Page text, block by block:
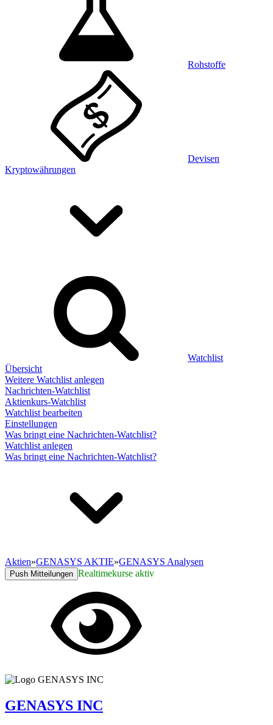
Rohstoffe
Devisen
Kryptowährungen
Watchlist
Übersicht
Weitere Watchlist anlegen
Nachrichten-Watchlist
Aktienkurs-Watchlist
Watchlist bearbeiten
Einstellungen
Was bringt eine Nachrichten-Watchlist?
Watchlist anlegen
Was bringt eine Nachrichten-Watchlist?
Aktien»GENASYS AKTIE»GENASYS Analysen
Push Mitteilungen Realtimekurse aktiv
GENASYS INC